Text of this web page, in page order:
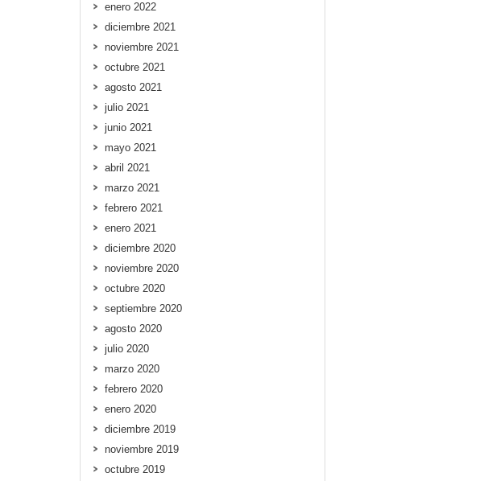
enero 2022
diciembre 2021
noviembre 2021
octubre 2021
agosto 2021
julio 2021
junio 2021
mayo 2021
abril 2021
marzo 2021
febrero 2021
enero 2021
diciembre 2020
noviembre 2020
octubre 2020
septiembre 2020
agosto 2020
julio 2020
marzo 2020
febrero 2020
enero 2020
diciembre 2019
noviembre 2019
octubre 2019